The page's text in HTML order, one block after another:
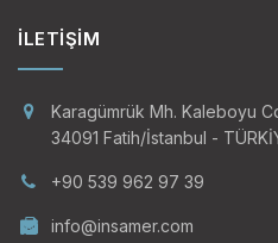
İLETIŞIM
Karagümrük Mh. Kaleboyu
34091 Fatih/İstanbul -
+90 539 962 97 39
info@insamer.com